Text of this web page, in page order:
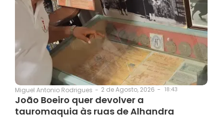
Miguel Antonio Rodrigues - 2 de Agosto, 2026 - 18:43
João Boeiro quer devolver a
tauromaquia às ruas de Alhandra